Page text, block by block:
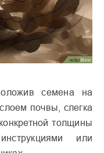
семена на
почвы, слегка
толщины
или